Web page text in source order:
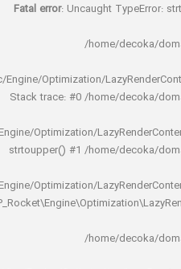
Fatal error : Uncaught
/home/
rocket/inc/Engine/Optimization/
Stack trace: #0 /home/
rocket/inc/Engine/Optimization/
strtoupper() #1 /home/
rocket/inc/Engine/Optimization/
/home/